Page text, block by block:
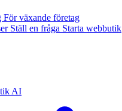
För växande företag
Ställ en fråga Starta webbutik
AI